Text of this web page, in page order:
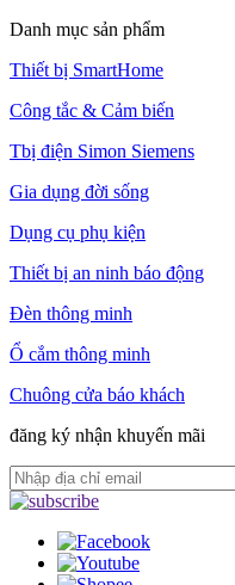
Danh mục sản phẩm
Thiết bị SmartHome
Công tắc & Cảm biến
Tbị điện Simon Siemens
Gia dụng đời sống
Dụng cụ phụ kiện
Thiết bị an ninh báo động
Đèn thông minh
Ổ cắm thông minh
Chuông cửa báo khách
đăng ký nhận khuyến mãi